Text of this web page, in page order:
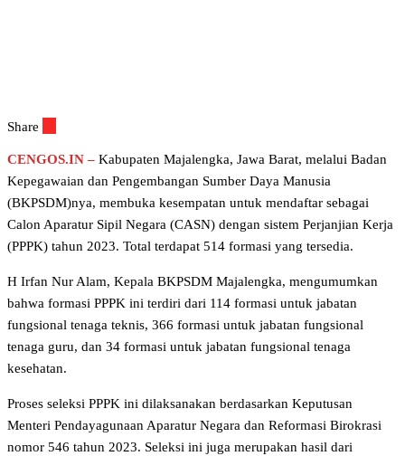
Share
CENGOS.IN – Kabupaten Majalengka, Jawa Barat, melalui Badan
Kepegawaian dan Pengembangan Sumber Daya Manusia
(BKPSDM)nya, membuka kesempatan untuk mendaftar sebagai
Calon Aparatur Sipil Negara (CASN) dengan sistem Perjanjian Kerja
(PPPK) tahun 2023. Total terdapat 514 formasi yang tersedia.
H Irfan Nur Alam, Kepala BKPSDM Majalengka, mengumumkan
bahwa formasi PPPK ini terdiri dari 114 formasi untuk jabatan
fungsional tenaga teknis, 366 formasi untuk jabatan fungsional
tenaga guru, dan 34 formasi untuk jabatan fungsional tenaga
kesehatan.
Proses seleksi PPPK ini dilaksanakan berdasarkan Keputusan
Menteri Pendayagunaan Aparatur Negara dan Reformasi Birokrasi
nomor 546 tahun 2023. Seleksi ini juga merupakan hasil dari